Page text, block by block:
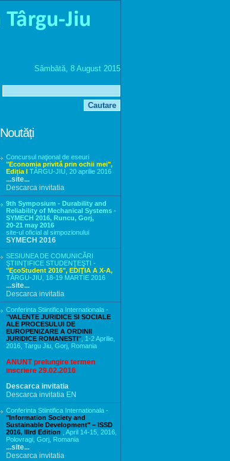
Sâmbătă, 8 August 2015
Noutăți
Concursul naţional de eseuri
"Economia privită prin ochii mei",
Ediția I TÂRGU-JIU, 20 aprilie 2016
...site...
Descarca invitatia
9th Symposium - Durability and
Reliability of Mechanical Systems -
SYMECH 2016, Runcu, Gorj,
20-21 may 2016
site-ul oficial al simpozionului
SYMECH 2016
SESIUNEA DE COMUNICĂRI
ŞTIINŢIFICE STUDENŢEŞTI -
"EcoStudent 2016", EDIŢIA A X-A,
TÂRGU-JIU, 18-19 MARTIE 2016
...site...
Descarca invitatia
Conferinta Stiintifica Internationala -
"VALENTE JURIDICE SI SOCIALE
ALE PROCESULUI DE
EUROPENIZARE A ORDINII
JURIDICE ROMANESTI", 1-2 Aprilie,
2016, Targu Jiu, Gorj, Romania
ANUNT prelungire termen
inscriere 29.02.2016
Descarca invitatia
Descarca invitatia EN
Conferinta Stiintifica Internationala -
"Information Society and
Sustainable Development" – ISSD
2016, IIIrd Edition , April 14-15, 2016,
Polovragi, Gorj, Romania
...site...
Descarca invitatia